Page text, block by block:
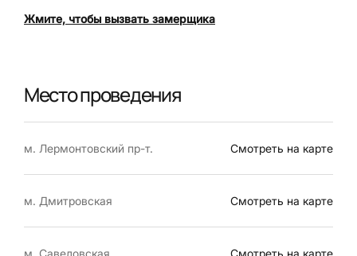
Жмите, чтобы вызвать замерщика
Место проведения
м. Лермонтовский пр-т. Смотреть на карте
м. Дмитровская Смотреть на карте
м. Савеловская Смотреть на карте